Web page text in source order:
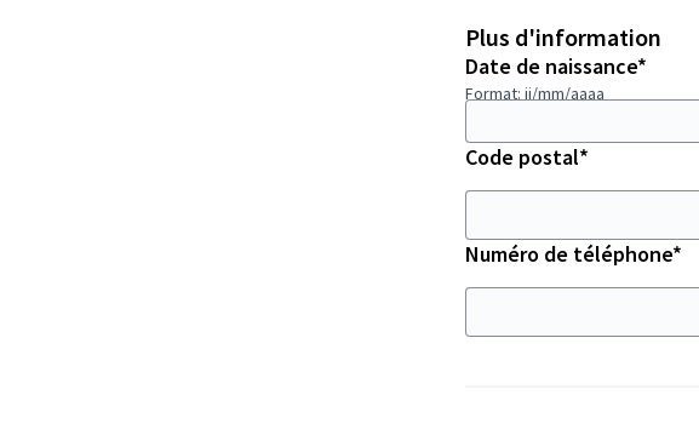
Plus d'information
Date de naissance*
Format: jj/mm/aaaa
Code postal*
Numéro de téléphone*